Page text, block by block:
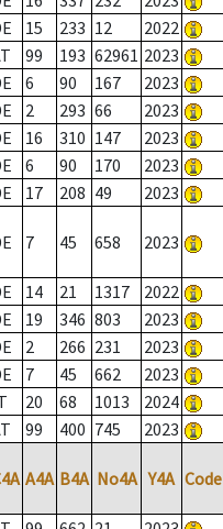
15 233 12 2022
99 193 62961 2023
6 90 167 2023
2 293 66 2023
16 310 147 2023
6 90 170 2023
17 208 49 2023
7 45 658 2023
14 21 1317 2022
19 346 803 2023
2 266 231 2023
7 45 662 2023
20 68 1013 2024
99 400 745 2023
A4A B4A No4A Y4A Code